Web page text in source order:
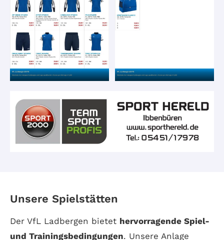
Unsere Spielstätten
Der VfL Ladbergen bietet hervorragende Spiel-
und Trainingsbedingungen. Unsere Anlage